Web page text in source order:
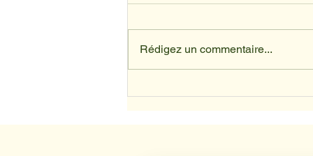
Rédigez un commentaire...